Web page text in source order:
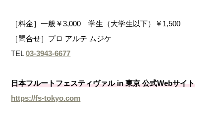
［料金］一般￥3,000 学生（大学生以下）￥1,500
［問合せ］プロ アルテ ムジケ
TEL03-3943-6677
日本フルートフェスティヴァル in 東京 公式Webサイト
https://fs-tokyo.com